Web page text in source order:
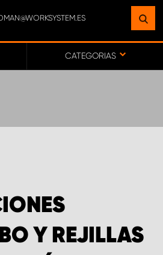
CATEGORIAS
Y REJILLAS
UNA INSTALACIÓN
DE USTED